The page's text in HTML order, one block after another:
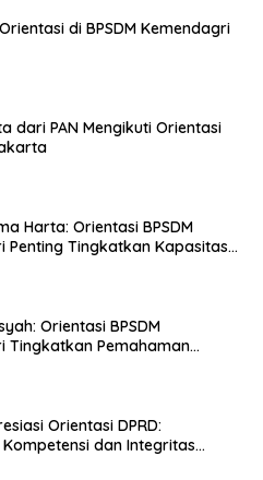
di BPSDM Kemendagri
dari PAN Mengikuti Orientasi
Harta: Orientasi BPSDM
Penting Tingkatkan Kapasitas
Orientasi BPSDM
Tingkatkan Pemahaman
Orientasi DPRD:
dan Integritas